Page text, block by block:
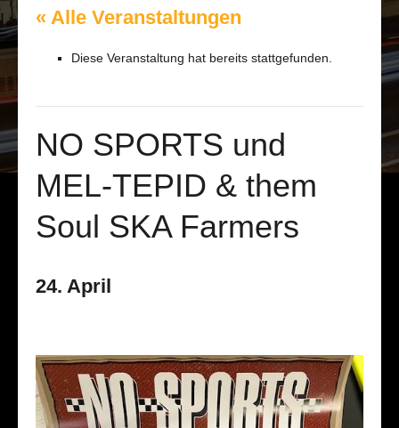
« Alle Veranstaltungen
Diese Veranstaltung hat bereits stattgefunden.
NO SPORTS und
MEL-TEPID & them
Soul SKA Farmers
24. April